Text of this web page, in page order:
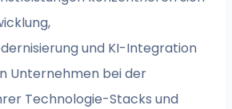
und KI-Integration
Unternehmen bei der
Technologie-Stacks und